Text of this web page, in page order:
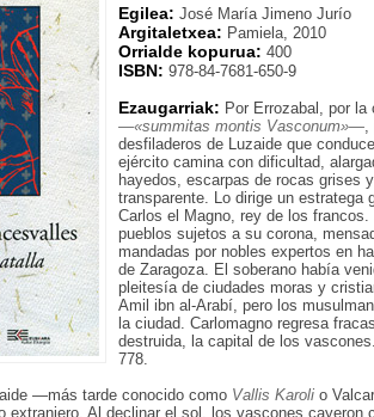
Egilea: José María Jimeno Jurío
Argitaletxea: Pamiela, 2010
Orrialde kopurua: 400
ISBN: 978-84-7681-650-9
Ezaugarriak: Por Errozabal, por la
—«summitas montis Vasconum»—
desfiladeros de Luzaide que
ejército camina con dificultad,
hayedos, escarpas de rocas grises
transparente. Lo dirige un estratega
Carlos el Magno, rey de los
pueblos sujetos a su corona,
mandadas por nobles expertos en
de Zaragoza. El soberano había
pleitesía de ciudades moras y
Amil ibn al-Arabí, pero los
la ciudad. Carlomagno regresa
destruida, la capital de los
778.
—más tarde conocido como Vallis Karoli o
extranjero. Al declinar el sol, los vascones cayeron